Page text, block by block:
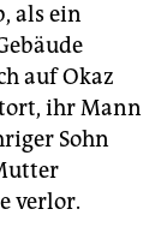
als ein
auf Okaz
ihr Mann
Sohn
verlor.